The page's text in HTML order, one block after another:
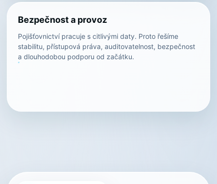
Bezpečnost a provoz
Pojišťovnictví pracuje s citlivými daty. Proto řešíme
stabilitu, přístupová práva, auditovatelnost, bezpečnost
a dlouhodobou podporu od začátku.